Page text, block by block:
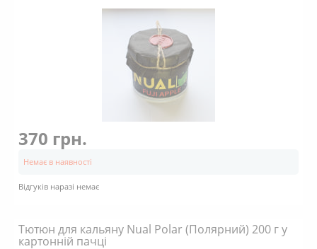
370 грн.
Немає в наявності
Відгуків наразі немає
Тютюн для кальяну Nual Polar (Полярний) 200 г у
картонній пачці